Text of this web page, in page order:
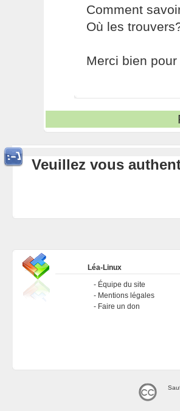
Comment
Où les
Merci bien
Veuillez vous
Léa-Linux
Équipe du site
Mentions légales
Faire un don